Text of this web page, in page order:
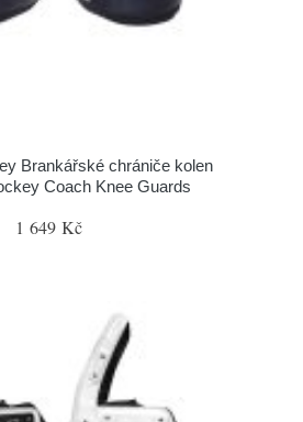
Brankářské chrániče kolen
Coach Knee Guards
1 649 Kč